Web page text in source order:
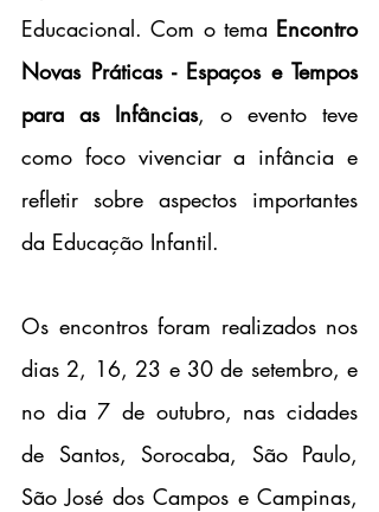
Educacional. Com o tema Encontro
Novas Práticas - Espaços e Tempos
para as Infâncias, o evento teve
como foco vivenciar a infância e
refletir sobre aspectos importantes
da Educação Infantil.
Os encontros foram realizados nos
dias 2, 16, 23 e 30 de setembro, e
no dia 7 de outubro, nas cidades
de Santos, Sorocaba, São Paulo,
São José dos Campos e Campinas,